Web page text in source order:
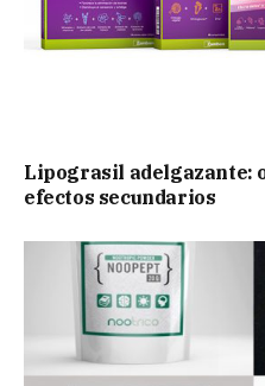
Lipograsil adelgazante:
efectos secundarios